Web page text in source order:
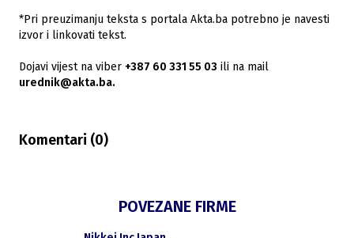
*Pri preuzimanju teksta s portala Akta.ba potrebno je navesti
izvor i linkovati tekst.
Dojavi vijest na viber +387 60 331 55 03 ili na mail
urednik@akta.ba.
Komentari (0)
POVEZANE FIRME